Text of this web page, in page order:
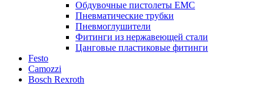
Обдувочные пистолеты ЕМС
Пневматические трубки
Пневмоглушители
Фитинги из нержавеющей стали
Цанговые пластиковые фитинги
Festo
Camozzi
Bosch Rexroth